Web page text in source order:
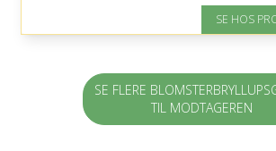
På lager
Levering:
SE HOS
SE FLERE
TIL MODTAGEREN